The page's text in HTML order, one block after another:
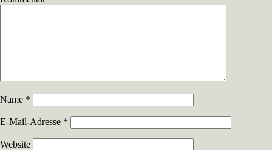
Name *
E-Mail-Adresse *
Website